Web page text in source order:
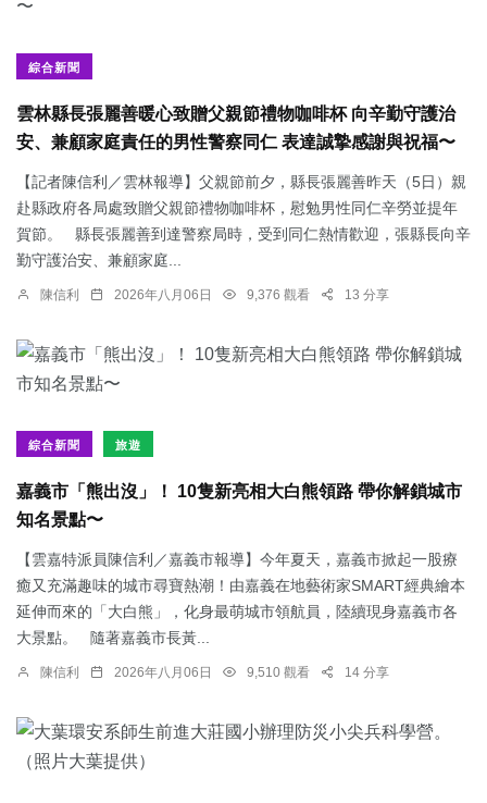
綜合新聞
雲林縣長張麗善暖心致贈父親節禮物咖啡杯 向辛勤守護治
安、兼顧家庭責任的男性警察同仁 表達誠摯感謝與祝福〜
【記者陳信利／雲林報導】父親節前夕，縣長張麗善昨天（5日）親
赴縣政府各局處致贈父親節禮物咖啡杯，慰勉男性同仁辛勞並提年
賀節。 縣長張麗善到達警察局時，受到同仁熱情歡迎，張縣長向辛
勤守護治安、兼顧家庭...
陳信利 2026年八月06日 9,376 觀看 13 分享
綜合新聞 旅遊
嘉義市「熊出沒」！ 10隻新亮相大白熊領路 帶你解鎖城市
知名景點〜
【雲嘉特派員陳信利／嘉義市報導】今年夏天，嘉義市掀起一股療
癒又充滿趣味的城市尋寶熱潮！由嘉義在地藝術家SMART經典繪本
延伸而來的「大白熊」，化身最萌城市領航員，陸續現身嘉義市各
大景點。 隨著嘉義市長黃...
陳信利 2026年八月06日 9,510 觀看 14 分享